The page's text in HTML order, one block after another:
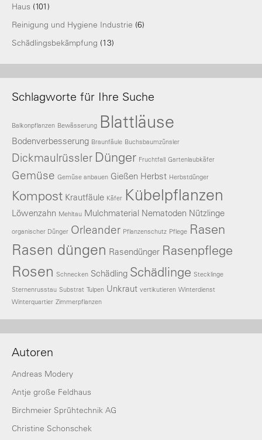
Haus (101)
Reinigung und Hygiene Industrie (6)
Schädlingsbekämpfung (13)
Schlagworte für Ihre Suche
Balkonpflanzen Bewässerung Blattläuse
Bodenverbesserung Braunfäule Buchsbaumzünsler
Dickmaulrüssler Dünger Fruchtfall Gartenlaubkäfer
Gemüse Gemüse anbauen Gießen Herbst Herbstdünger
Kompost Krautfäule Käfer Kübelpflanzen
Löwenzahn Mehltau Mulchmaterial Nematoden Nützlinge
organischer Dünger Orleander Pflanzenschutz Pflege Rasen
Rasen düngen Rasendünger Rasenpflege
Rosen Schnecken Schädling Schädlinge Stecklinge
Sternenrusstau Substrat Tulpen Unkraut vertikutieren Winterdienst
Winterquartier Zimmerpflanzen
Autoren
Andreas Modery
Antje große Feldhaus
Birchmeier Sprühtechnik AG
Christine Schonschek